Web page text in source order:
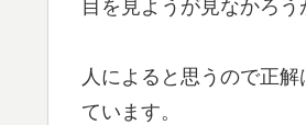
目を見ようが見なかろ
人によると思うので正
ています。